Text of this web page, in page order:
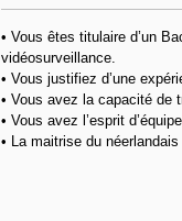
• Vous êtes titulaire d’un
vidéosurveillance.
• Vous justifiez d’une
• Vous avez la capacité de
• Vous avez l’esprit
• La maitrise du